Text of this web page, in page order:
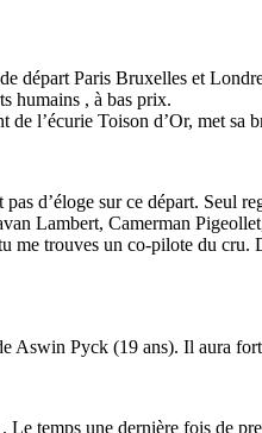
départ Paris Bruxelles et
humains , à bas prix.
l’écurie Toison d’Or, met
d’éloge sur ce départ. Seul
Lambert, Camerman
trouves un co-pilote du cru.
Aswin Pyck (19 ans). Il aura
temps une dernière fois